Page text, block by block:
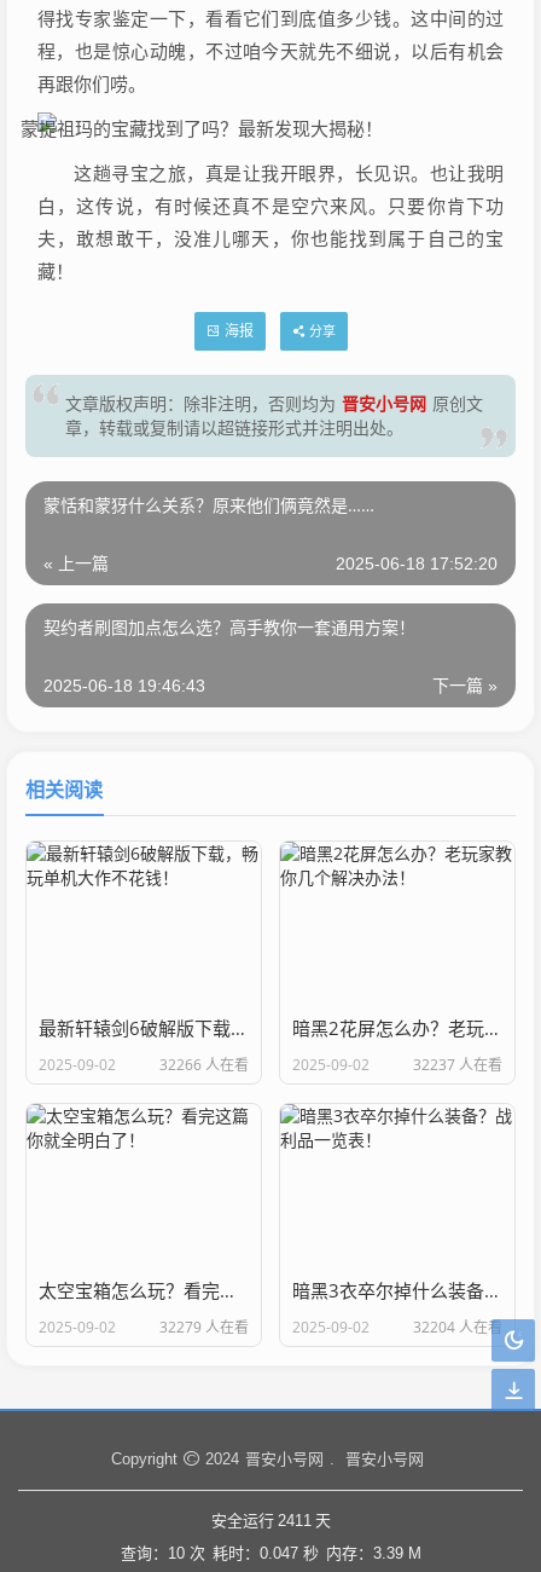
得找专家鉴定一下，看看它们到底值多少钱。这中间的过
程，也是惊心动魄，不过咱今天就先不细说，以后有机会
再跟你们唠。
这趟寻宝之旅，真是让我开眼界，长见识。也让我明
白，这传说，有时候还真不是空穴来风。只要你肯下功
夫，敢想敢干，没准儿哪天，你也能找到属于自己的宝
藏！
海报 分享
文章版权声明：除非注明，否则均为 晋安小号网 原创文
章，转载或复制请以超链接形式并注明出处。
蒙恬和蒙犽什么关系？原来他们俩竟然是……
« 上一篇 2025-06-18 17:52:20
契约者刷图加点怎么选？高手教你一套通用方案！
下一篇 »
2025-06-18 19:46:43
相关阅读
最新轩辕剑6破解版下载，畅玩单机大作不花钱！
2025-09-02 32266 人在看
暗黑2花屏怎么办？老玩家教你几个解决办法！
2025-09-02 32237 人在看
太空宝箱怎么玩？看完这篇你就全明白了！
2025-09-02 32279 人在看
暗黑3衣卒尔掉什么装备？战利品一览表！
2025-09-02 32204 人在看
Copyright 2024 晋安小号网 晋安小号网
安全运行 2411 天
查询：10 次 耗时：0.047 秒 内存：3.39 M